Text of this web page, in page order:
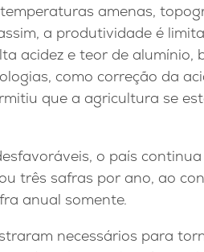
amenas,
a produtividade é
acidez e teor de alumínio,
como correção da
que a agricultura se
o país
três safras por ano, ao
anual somente.
necessários para